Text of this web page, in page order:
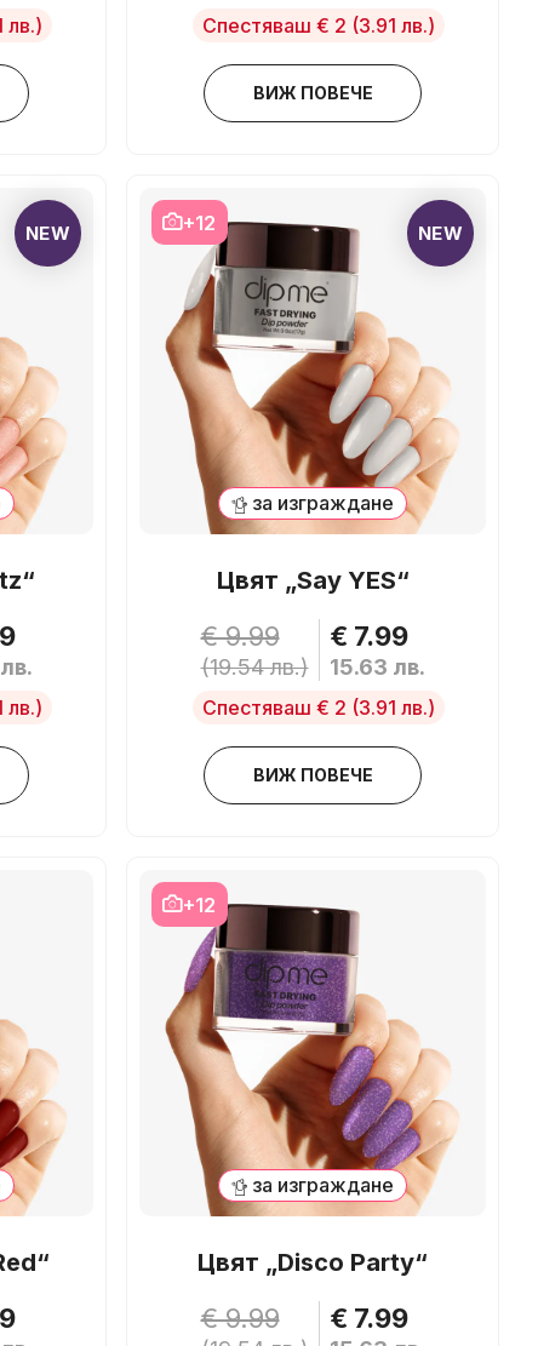
лв.) Спестяваш € 2 (3.91 лв.)
ВИЖ ПОВЕЧЕ
NEW
лв.)
за изграждане
+12 NEW
Цвят „Say YES“
€ 9.99
(19.54 лв.)
€ 7.99
15.63 лв.
Спестяваш € 2 (3.91 лв.)
ВИЖ ПОВЕЧЕ
за изграждане
+12
Цвят „Disco Party“
€ 9.99 € 7.99